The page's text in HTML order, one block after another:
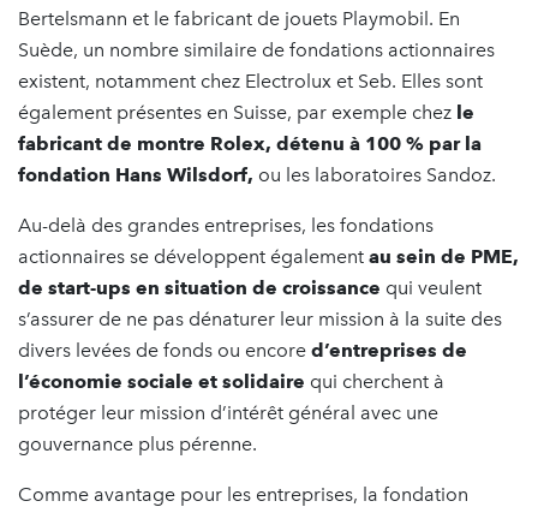
Bertelsmann et le fabricant de jouets Playmobil. En
Suède, un nombre similaire de fondations actionnaires
existent, notamment chez Electrolux et Seb. Elles sont
également présentes en Suisse, par exemple chez le
fabricant de montre Rolex, détenu à 100 % par la
fondation Hans Wilsdorf, ou les laboratoires Sandoz.
Au-delà des grandes entreprises, les fondations
actionnaires se développent également au sein de PME,
de start-ups en situation de croissance qui veulent
s’assurer de ne pas dénaturer leur mission à la suite des
divers levées de fonds ou encore d’entreprises de
l’économie sociale et solidaire qui cherchent à
protéger leur mission d’intérêt général avec une
gouvernance plus pérenne.
Comme avantage pour les entreprises, la fondation